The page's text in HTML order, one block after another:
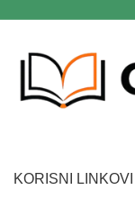
KORISNI LINKOVI